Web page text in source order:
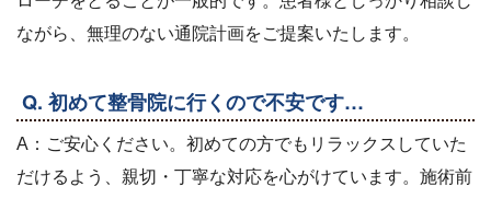
ながら、無理のない通院計画をご提案いたします。
Q. 初めて整骨院に行くので不安です…
A：ご安心ください。初めての方でもリラックスしていた
だけるよう、親切・丁寧な対応を心がけています。施術前